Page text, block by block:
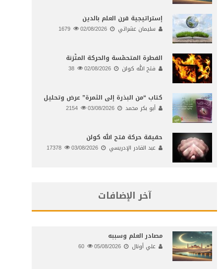
إستراتيجية قرن العلم بالدين
سليمان عشراتي 02/08/2026
الفطرة المتحمّسة والحركة المتّزنة
فتح الله كولن 02/08/2026
كتاب “من البذرة إلى الثمرة” عرض وتحليل
أبو بكر محمد 03/08/2026
حقيقة حركة فتح الله كولن
عبد القادر الإدريسي 03/08/2026
آخر الإضافات
مصادر العلم وسببه
علي أونال 05/08/2026